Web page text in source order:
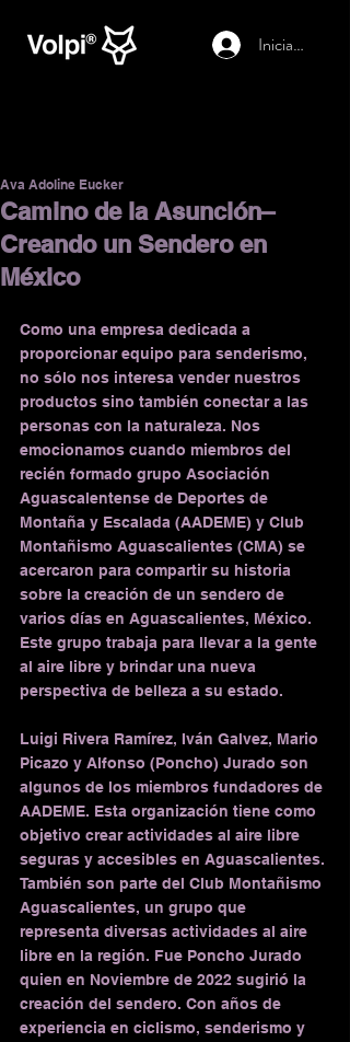
Iniciar sesión
Camino de la Asunción–
Creando un Sendero en
México
Ava Adoline Eucker
Como una empresa dedicada a
proporcionar equipo para senderismo,
no sólo nos interesa vender nuestros
productos sino también conectar a las
personas con la naturaleza. Nos
emocionamos cuando miembros del
recién formado grupo Asociación
Aguascalentense de Deportes de
Montaña y Escalada (AADEME) y Club
Montañismo Aguascalientes (CMA) se
acercaron para compartir su historia
sobre la creación de un sendero de
varios días en Aguascalientes, México.
Este grupo trabaja para llevar a la gente
al aire libre y brindar una nueva
perspectiva de belleza a su estado.
Luigi Rivera Ramírez, Iván Galvez, Mario
Picazo y Alfonso (Poncho) Jurado son
algunos de los miembros fundadores de
AADEME. Esta organización tiene como
objetivo crear actividades al aire libre
seguras y accesibles en Aguascalientes.
También son parte del Club Montañismo
Aguascalientes, un grupo que
representa diversas actividades al aire
libre en la región. Fue Poncho Jurado
quien en Noviembre de 2022 sugirió la
creación del sendero. Con años de
experiencia en ciclismo, senderismo y